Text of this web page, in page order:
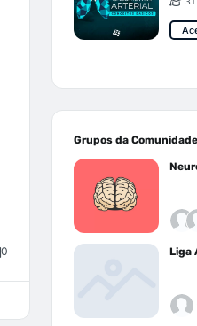
0
Grupos da Comunidade